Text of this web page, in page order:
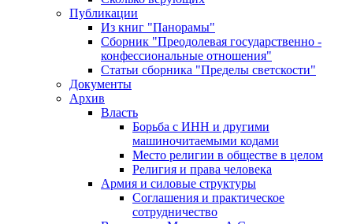
Публикации
Из книг "Панорамы"
Сборник "Преодолевая государственно -
конфессиональные отношения"
Статьи сборника "Пределы светскости"
Документы
Архив
Власть
Борьба с ИНН и другими
машиночитаемыми кодами
Место религии в обществе в целом
Религия и права человека
Армия и силовые структуры
Соглашения и практическое
сотрудничество